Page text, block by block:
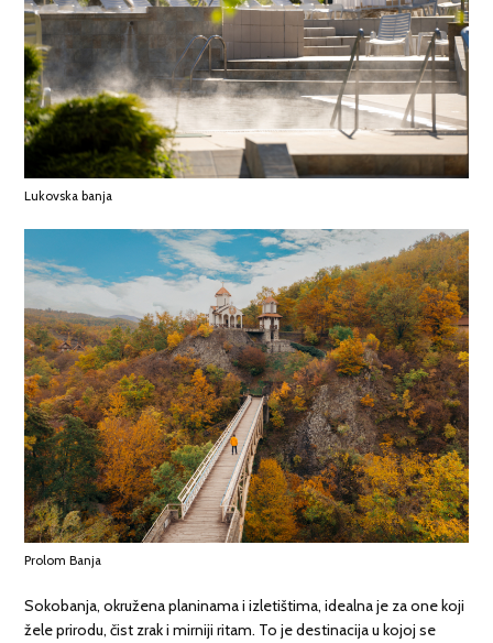
Lukovska banja
Prolom Banja
Sokobanja, okružena planinama i izletištima, idealna je za one koji
žele prirodu, čist zrak i mirniji ritam. To je destinacija u kojoj se